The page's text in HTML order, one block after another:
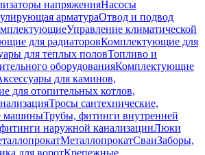
напряженияНасосы
арматураОтвод и подвод
Управление климатической
для радиаторовКомплектующие для
для теплых половТопливо и
оборудованияКомплектующие
для каминов,
для отопительных котлов,
Тросы сантехнические,
машиныТрубы, фитинги внутренней
наружной канализацииЛюки
МеталлопрокатСваиЗаборы,
для воротКрепежные